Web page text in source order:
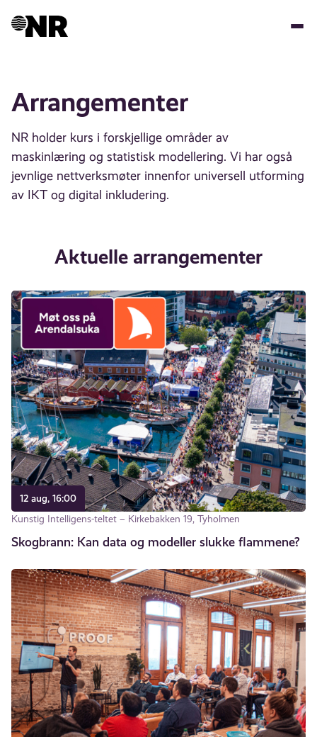
Arrangementer
NR holder kurs i forskjellige områder av
maskinlæring og statistisk modellering. Vi har også
jevnlige nettverksmøter innenfor universell utforming
av IKT og digital inkludering.
Aktuelle arrangementer
12 aug, 16:00
Kunstig Intelligens-teltet – Kirkebakken 19, Tyholmen
Skogbrann: Kan data og modeller slukke flammene?